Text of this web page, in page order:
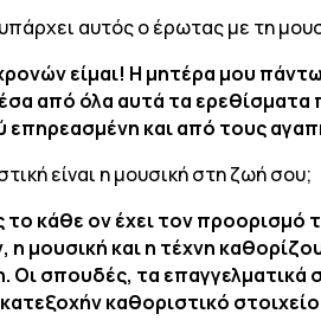
αυτός ο έρωτας με τη
είμαι! Η μητέρα μου
από όλα αυτά τα ερεθίσματα
επηρεασμένη και από τους
είναι η μουσική στη ζωή σου;
κάθε ον έχει τον προορισμό
η μουσική και η τέχνη
Οι σπουδές, τα επαγγελματικά
καθοριστικό